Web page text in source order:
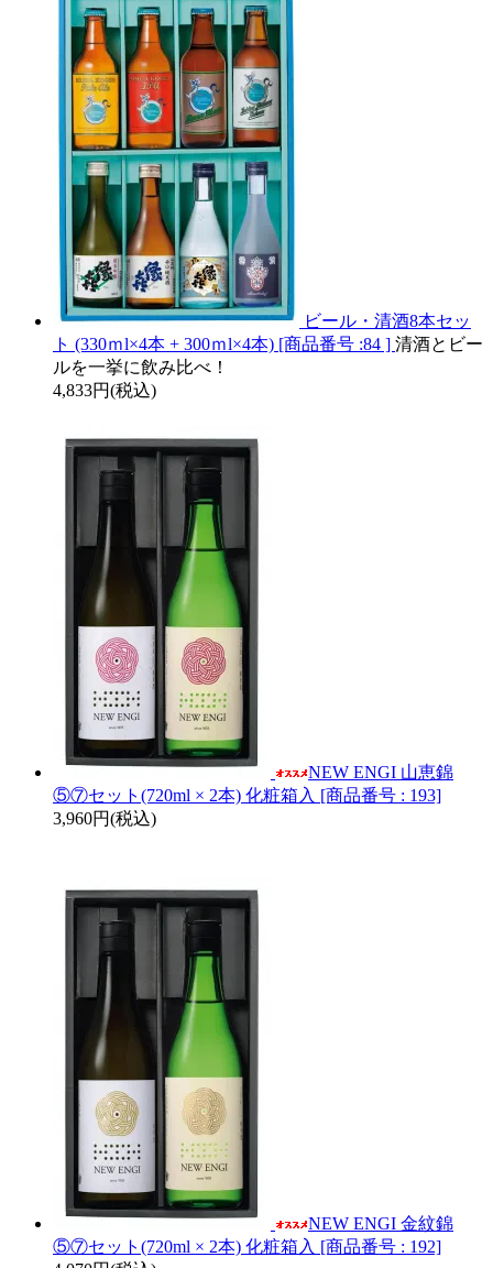
ビール・清酒8本セッ
ト (330ｍl×4本 + 300ｍl×4本) [商品番号 :84 ] 清酒とビー
ルを一挙に飲み比べ！
4,833円(税込)
NEW ENGI 山恵錦
⑤⑦セット(720ml × 2本) 化粧箱入 [商品番号 : 193]
3,960円(税込)
NEW ENGI 金紋錦
⑤⑦セット(720ml × 2本) 化粧箱入 [商品番号 : 192]